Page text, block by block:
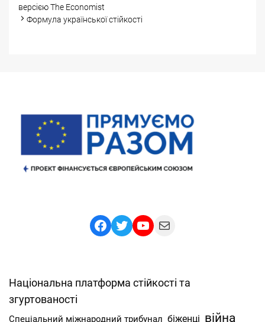
navigation
версією The Economist
Формула української стійкості
Facebook
TwitterYouTube
Mail
Національна платформа стійкості та
згуртованості
Спеціальний міжнародний трибунал біженці війна